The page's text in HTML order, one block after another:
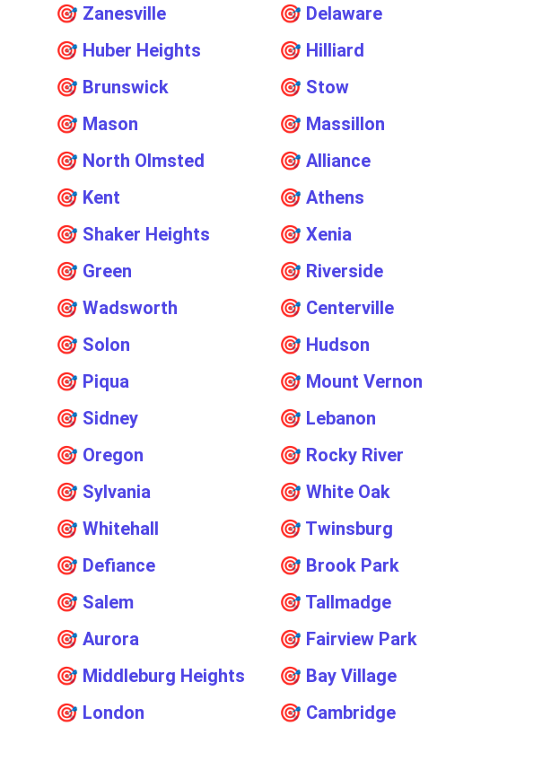
🎯 Zanesville 🎯 Delaware
🎯 Huber Heights 🎯 Hilliard
🎯 Brunswick 🎯 Stow
🎯 Mason 🎯 Massillon
🎯 North Olmsted 🎯Alliance
🎯 Kent 🎯Athens
🎯 Shaker Heights 🎯Xenia
🎯 Green 🎯 Riverside
🎯Wadsworth 🎯 Centerville
🎯 Solon 🎯 Hudson
🎯 Piqua 🎯 Mount Vernon
🎯 Sidney 🎯 Lebanon
🎯 Oregon 🎯 Rocky River
🎯 Sylvania 🎯White Oak
🎯Whitehall 🎯 Twinsburg
🎯 Defiance 🎯 Brook Park
🎯 Salem 🎯 Tallmadge
🎯Aurora 🎯 Fairview Park
🎯 Middleburg Heights 🎯 Bay Village
🎯 London 🎯 Cambridge